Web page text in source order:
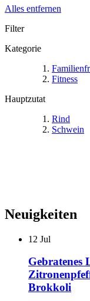
Alles entfernen
Filter
Kategorie
Fitness
Hauptzutat
Rind
Schwein
Neuigkeiten
12 Jul
Brokkoli